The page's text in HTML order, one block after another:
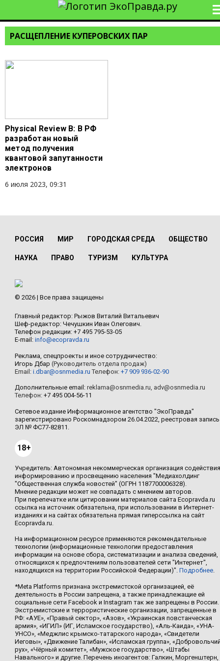
РАСЩЕПЛЕНИЕ КУПЕРОВСКИХ ПАР
Physical Review B: В РФ
разработан новый
метод получения
квантовой запутанности
электронов
6 июля 2023, 09:31
РОССИЯ МИР ГОРОДСКАЯ СРЕДА ОБЩЕСТВО
НАУКА ПРАВО ТУРИЗМ КУЛЬТУРА
© 2026 | Все права защищены
Главный редактор: Рыжов Виталий Витальевич
Шеф-редактор: Чечушкин Иван Олегович.
Телефон редакции: +7 495 795-53-05
E-mail: info@ecopravda.ru
Реклама, спецпроекты и иное сотрудничество:
Игорь Дбар (Руководитель отдела продаж)
Email: i.dbar@osnmedia.ru Телефон: +7 909 936-02-90
Дополнительные email: reklama@osnmedia.ru, adv@osnmedia.ru
Телефон: +7 495 004-56-11
Сетевое издание Информационное агентство "ЭкоПравда"
зарегистрировано Роскомнадзором 26.04.2022, реестровая запись
ЭЛ № ФС77-82811.
18+
Учредитель: Автономная некоммерческая организация содействия
информированию и просвещению населения "Медиахолдинг
"Общественная служба новостей" (ОГРН 1187700006328).
Мнение редакции может не совпадать с мнением авторов.
При перепечатке или цитировании материалов сайта Ecopravda.ru
ссылка на источник обязательна, при использовании в Интернет-
изданиях и на сайтах обязательна прямая гиперссылка на сайт
Ecopravda.ru.
На информационном ресурсе применяются рекомендательные
технологии (информационные технологии предоставления
информации на основе сбора, систематизации и анализа сведений,
относящихся к предпочтениям пользователей сети "Интернет",
находящихся на территории Российской Федерации)". Подробнее.
*Meta Platforms признана экстремистской организацией, её
деятельность в России запрещена, а также принадлежащие ей
социальные сети Facebook и Instagram так же запрещены в России.
Экстремистские и террористические организации, запрещенные в
РФ: «АУЕ», «Правый сектор», «Азов», «Украинская повстанческая
армия», «ИГИЛ» (ИГ, Исламское государство), «Аль-Каида», «УНА-
УНСО», «Меджлис крымско-татарского народа», «Свидетели
Иеговы», «Движение Талибан», «Исламская группа»,
рух», «Чёрный комитет», «Мужское государство», «Штабы
Навального» и другие. Перечень иноагентов: Галкин, Моргенштерн,